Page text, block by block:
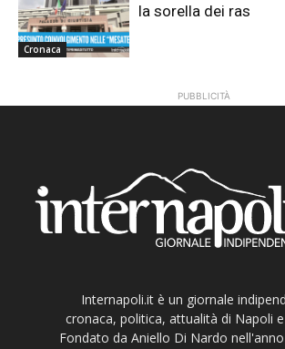
Cronaca
la sorella dei ras
PUBBLICITÀ
Internapoli.it è un giornale
cronaca, politica, attualità di Napoli
Fondato da Aniello Di Nardo